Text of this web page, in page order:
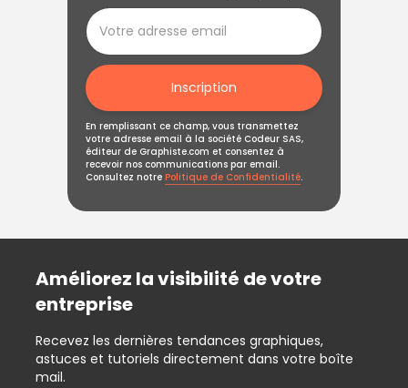
Inscription
En remplissant ce champ, vous transmettez
votre adresse email à la société Codeur SAS,
éditeur de Graphiste.com et consentez à
recevoir nos communications par email.
Consultez notre Politique de Confidentialité.
Améliorez la visibilité de votre
entreprise
Recevez les dernières tendances graphiques,
astuces et tutoriels directement dans votre boîte
mail.